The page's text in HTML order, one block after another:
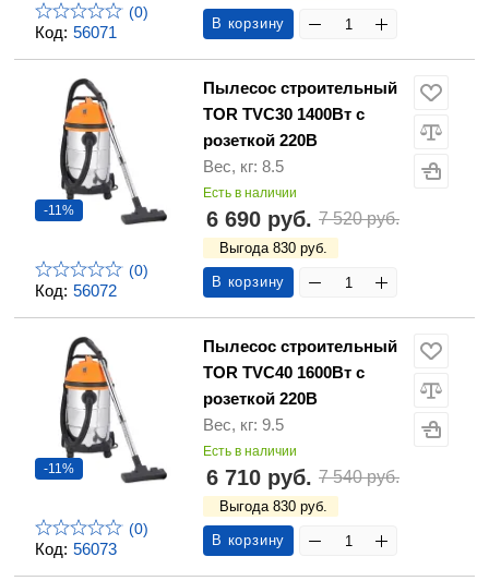
Код: 56071
(0)
В корзину
Код: 56072
-11%
(0)
Пылесос строительный
TOR TVC30 1400Вт с
розеткой 220В
Вес, кг: 8.5
Есть в наличии
6 690 руб. 7 520 руб.
Выгода 830 руб.
В корзину
Код: 56073
-11%
(0)
Пылесос строительный
TOR TVC40 1600Вт с
розеткой 220В
Вес, кг: 9.5
Есть в наличии
6 710 руб. 7 540 руб.
Выгода 830 руб.
В корзину